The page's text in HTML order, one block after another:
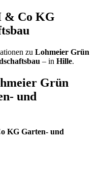
& Co KG
zu Lohmeier Grün
– in Hille.
Grün
und
KG Garten- und